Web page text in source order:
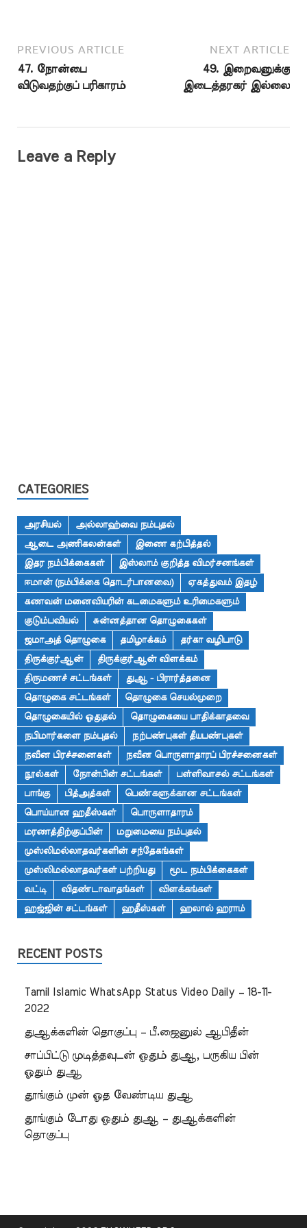
PREVIOUS ARTICLE
47. நோன்பை
விடுவதற்குப் பரிகாரம்
NEXT ARTICLE
49. இறைவனுக்கு
இடைத்தரகர் இல்லை
Leave a Reply
CATEGORIES
அரசியல்
அல்லாஹ்வை நம்புதல்
ஆடை அணிகலன்கள்
இணை கற்பித்தல்
இதர நம்பிக்கைகள்
இஸ்லாம் குறித்த விமர்சனங்கள்
ஈமான் (நம்பிக்கை தொடர்பானவை)
ஏகத்துவம் இதழ்
கணவன் மனைவியரின் கடமைகளும் உரிமைகளும்
குடும்பவியல்
சுன்னத்தான தொழுகைகள்
ஜமாஅத் தொழுகை
தமிழாக்கம்
தர்கா வழிபாடு
திருக்குர்ஆன்
திருக்குர்ஆன் விளக்கம்
திருமணச் சட்டங்கள்
துஆ - பிரார்த்தனை
தொழுகை சட்டங்கள்
தொழுகை செயல்முறை
தொழுகையில் ஓதுதல்
தொழுகையை பாதிக்காதவை
நபிமார்களை நம்புதல்
நற்பண்புகள் தீயபண்புகள்
நவீன பிரச்சனைகள்
நவீன பொருளாதாரப் பிரச்சனைகள்
நூல்கள்
நோன்பின் சட்டங்கள்
பள்ளிவாசல் சட்டங்கள்
பாங்கு
பித்அத்கள்
பெண்களுக்கான சட்டங்கள்
பொய்யான ஹதீஸ்கள்
பொருளாதாரம்
மரணத்திற்குப்பின்
மறுமையை நம்புதல்
முஸ்லிமல்லாதவர்களின் சந்தேகங்கள்
முஸ்லிமல்லாதவர்கள் பற்றியது
மூட நம்பிக்கைகள்
வட்டி
விதண்டாவாதங்கள்
விளக்கங்கள்
ஹஜ்ஜின் சட்டங்கள்
ஹதீஸ்கள் ஹலால் ஹராம்
RECENT POSTS
Tamil Islamic WhatsApp Status Video Daily – 18-11-
2022
துஆக்களின் தொகுப்பு – பீ.ஜைனுல் ஆபிதீன்
சாப்பிட்டு முடித்தவுடன் ஓதும் துஆ, பருகிய பின்
ஓதும் துஆ
தூங்கும் முன் ஓத வேண்டிய துஆ
தூங்கும் போது ஓதும் துஆ – துஆக்களின்
தொகுப்பு